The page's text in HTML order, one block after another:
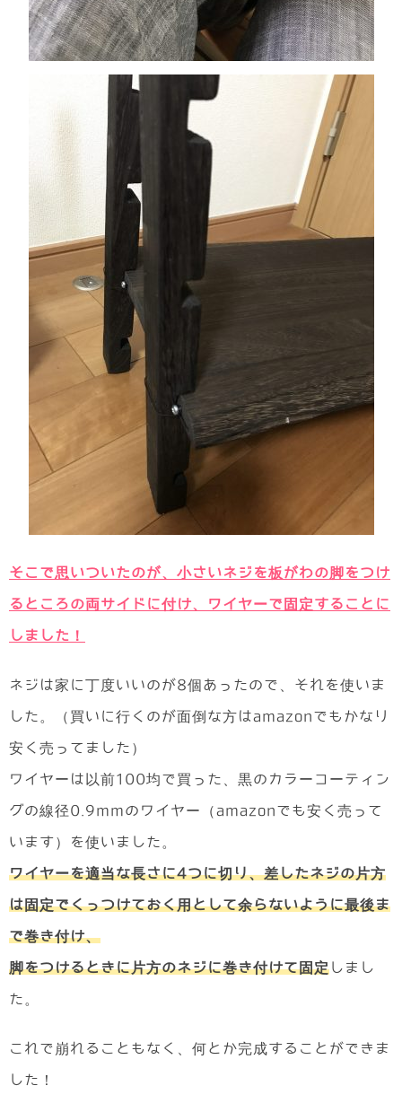
そこで思いついたのが、小さいネジを板がわの脚をつけ
るところの両サイドに付け、ワイヤーで固定することに
しました！
ネジは家に丁度いいのが8個あったので、それを使いま
した。（買いに行くのが面倒な方はamazonでもかなり
安く売ってました）
ワイヤーは以前100均で買った、黒のカラーコーティン
グの線径0.9mmのワイヤー（amazonでも安く売って
います）を使いました。
ワイヤーを適当な長さに4つに切り、差したネジの片方
は固定でくっつけておく用として余らないように最後ま
で巻き付け、
脚をつけるときに片方のネジに巻き付けて固定しまし
た。
これで崩れることもなく、何とか完成することができま
した！